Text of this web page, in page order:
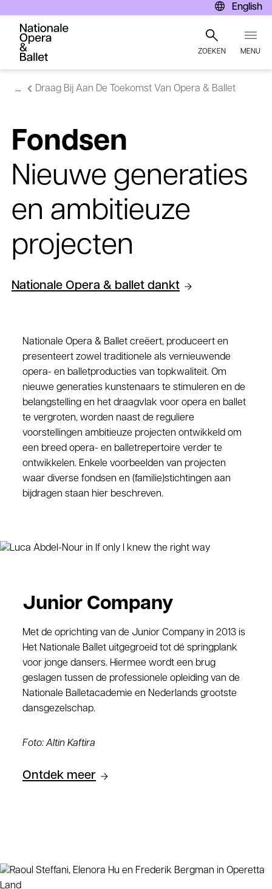
Overslaan
en
inhoud
gaan
English
ZOEKEN MENU
Draag Bij Aan De Toekomst Van Opera & Ballet
Fondsen
Nieuwe generaties
en ambitieuze
projecten
Nationale Opera & ballet dankt
Nationale Opera & ballet dankt
Nationale Opera & Ballet creëert, produceert en
presenteert zowel traditionele als vernieuwende
opera- en balletproducties van topkwaliteit. Om
nieuwe generaties kunstenaars te stimuleren en de
belangstelling en het draagvlak voor opera en ballet
te vergroten, worden naast de reguliere
voorstellingen ambitieuze projecten ontwikkeld om
een breed opera- en balletrepertoire verder te
ontwikkelen. Enkele voorbeelden van projecten
waar diverse fondsen en (familie)stichtingen aan
bijdragen staan hier beschreven.
Junior Company
Met de oprichting van de Junior Company in 2013 is
Het Nationale Ballet uitgegroeid tot dé springplank
voor jonge dansers. Hiermee wordt een brug
geslagen tussen de professionele opleiding van de
Nationale Balletacademie en Nederlands grootste
dansgezelschap.
Foto: Altin Kaftira
Ontdek meer